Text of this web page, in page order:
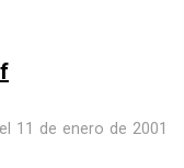
11 de enero de 2001